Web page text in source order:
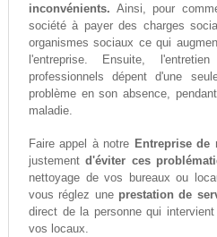
inconvénients. Ainsi, pour
société à payer des charges
organismes sociaux ce qui
l'entreprise. Ensuite,
professionnels dépent d'une
problème en son absence,
maladie.
Faire appel à notre Entreprise de
justementd'éviter ces
nettoyage de vos bureaux ou
vous réglez une prestation de
direct de la personne qui
vos locaux.